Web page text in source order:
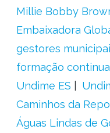
Millie Bobby
Embaixadora
gestores
formação
Undime ES
Caminhos da
Águas Lindas de